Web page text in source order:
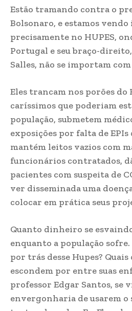
Estão tramando contra o
Bolsonaro, e estamos vendo
precisamente no HUPES,
Portugal e seu braço-
Salles, não se importam
Eles trancam nos porões
caríssimos que poderiam
população, submetem
exposições por falta de EPIs
mantém leitos vazios com
funcionários contratados,
pacientes com suspeita de
ver disseminada uma
colocar em prática seus
Quanto dinheiro se
enquanto a população
por trás desse Hupes? Quais
escondem por entre suas
professor Edgar Santos, se
envergonharia de usarem o